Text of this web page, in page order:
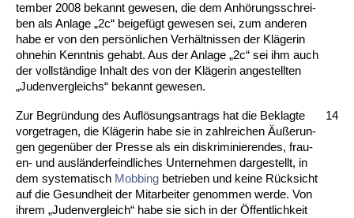
tem­ber 2008 be­kannt ge­we­sen, die dem Anhörungs­schrei­
ben als An­la­ge „2c“ bei­gefügt ge­we­sen sei, zum an­de­ren
ha­be er von den persönli­chen Verhält­nis­sen der Kläge­rin
oh­ne­hin Kennt­nis ge­habt. Aus der An­la­ge „2c“ sei ihm auch
der vollständi­ge In­halt des von der Kläge­rin an­ge­stell­ten
„Ju­den­ver­gleichs“ be­kannt ge­we­sen.
Zur Be­gründung des Auflösungs­an­trags hat die Be­klag­te
vor­ge­tra­gen, die Kläge­rin ha­be sie in zahl­rei­chen Äußerun­
gen ge­genüber der Pres­se als ein dis­kri­mi­nie­ren­des, frau­
en- und ausländer­feind­li­ches Un­ter­neh­men dar­ge­stellt, in
dem sys­te­ma­tisch Mob­bing be­trie­ben und kei­ne Rück­sicht
auf die Ge­sund­heit der Mit­ar­bei­ter ge­nom­men wer­de. Von
ih­rem „Ju­den­ver­gleich“ ha­be sie sich in der Öffent­lich­keit
14